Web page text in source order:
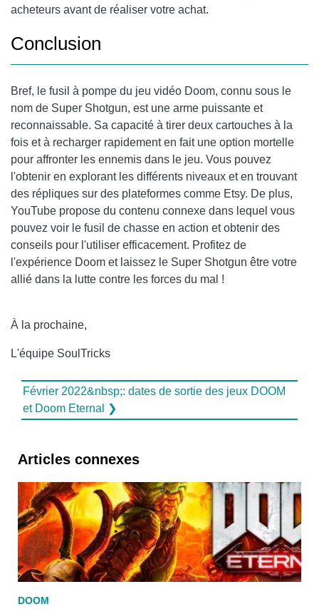
acheteurs avant de réaliser votre achat.
Conclusion
Bref, le fusil à pompe du jeu vidéo Doom, connu sous le
nom de Super Shotgun, est une arme puissante et
reconnaissable. Sa capacité à tirer deux cartouches à la
fois et à recharger rapidement en fait une option mortelle
pour affronter les ennemis dans le jeu. Vous pouvez
l'obtenir en explorant les différents niveaux et en trouvant
des répliques sur des plateformes comme Etsy. De plus,
YouTube propose du contenu connexe dans lequel vous
pouvez voir le fusil de chasse en action et obtenir des
conseils pour l'utiliser efficacement. Profitez de
l'expérience Doom et laissez le Super Shotgun être votre
allié dans la lutte contre les forces du mal !
À la prochaine,
L'équipe SoulTricks
Février 2022&nbsp;: dates de sortie des jeux DOOM
et Doom Eternal ❯
Articles connexes
DOOM